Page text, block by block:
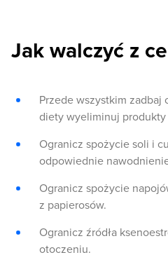
Jak walczyć z
Przede wszystkim zadbaj
diety wyeliminuj
Ogranicz spożycie soli i
odpowiednie
Ogranicz spożycie
z papierosów.
Ogranicz źródła
otoczeniu.